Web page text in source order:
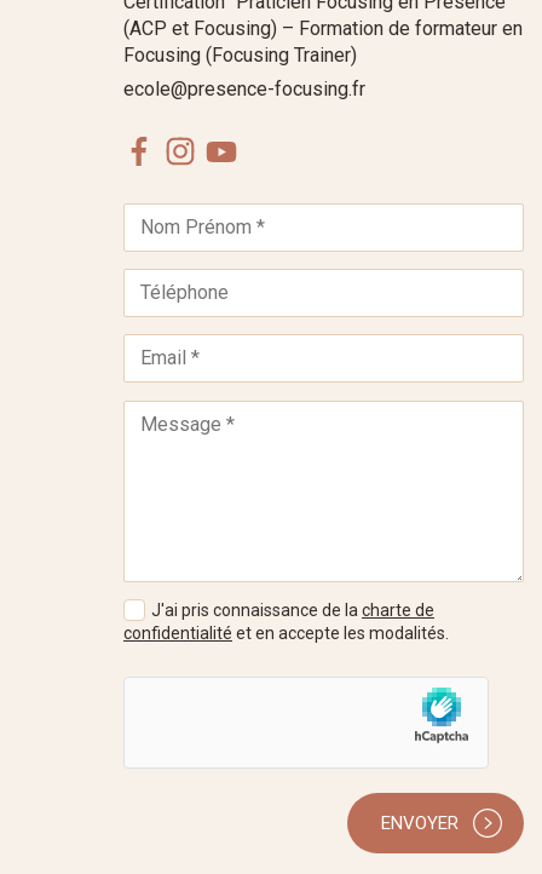
(ACP et Focusing) – Formation de formateur en
Focusing (Focusing Trainer)
ecole@presence-focusing.fr
FacebookInstagram
J'ai pris connaissance de lacharte de
confidentialité et en accepte les modalités.
ENVOYER